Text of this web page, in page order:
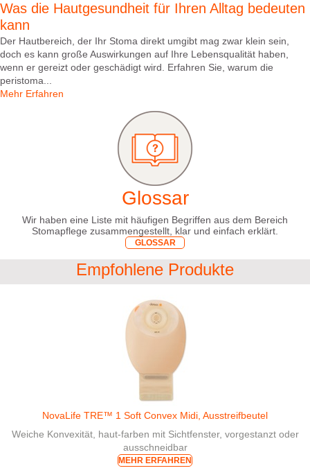
Was die Hautgesundheit für Ihren Alltag bedeuten
kann
Der Hautbereich, der Ihr Stoma direkt umgibt mag zwar klein sein,
doch es kann große Auswirkungen auf Ihre Lebensqualität haben,
wenn er gereizt oder geschädigt wird. Erfahren Sie, warum die
peristoma...
Mehr Erfahren
Glossar
Wir haben eine Liste mit häufigen Begriffen aus dem Bereich
Stomapflege zusammengestellt, klar und einfach erklärt.
GLOSSAR
Empfohlene Produkte
NovaLife TRE™ 1 Soft Convex Midi, Ausstreifbeutel
Weiche Konvexität, haut-farben mit Sichtfenster, vorgestanzt oder
ausschneidbar
MEHR ERFAHREN